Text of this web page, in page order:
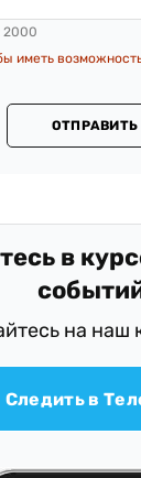
2000
иметь
ОТПРАВИТЬ
в
на наш
Следить в